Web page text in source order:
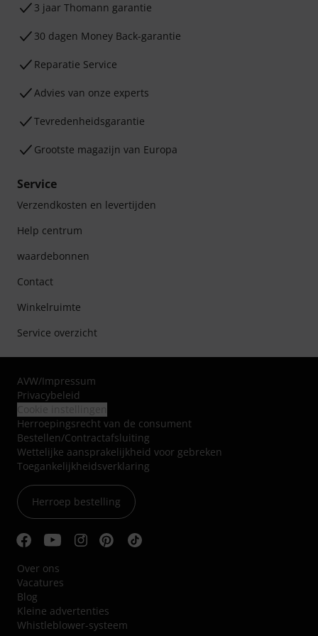
3 jaar Thomann garantie
30 dagen Money Back-garantie
Reparatie Service
Advies van onze experts
Tevredenheidsgarantie
Grootste magazijn van Europa
Service
Verzendkosten en levertijden
Help centrum
waardebonnen
Contact
Winkelruimte
Service overzicht
AVW/Impressum
Privacybeleid
Herroepingsrecht van de consument
Bestellen/Contractafsluiting
Wettelijke aansprakelijkheid voor gebreken
Toegankelijkheidsverklaring
Herroep bestelling
Over ons
Vacatures
Blog
Kleine advertenties
Whistleblower-systeem